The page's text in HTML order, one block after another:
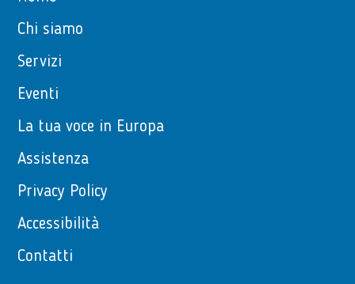
Chi siamo
Servizi
Eventi
La tua voce in Europa
Assistenza
Privacy Policy
Accessibilità
Contatti